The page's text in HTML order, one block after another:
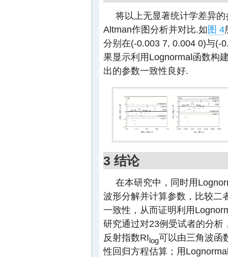
将以上无显著统计学差异的
Altman作图分析并对比.如图 4
分别在(-0.003 7, 0.004 0)与(-
果显示利用Lognormal函数构
出的参数一致性良好.
3 结论
在本研究中，同时用
波形分解并计算参数，比较二
一致性，从而证明利用
研究通过对23例受试者的分
反射指数RIlog可以由三角波函
性回归方程估算；用